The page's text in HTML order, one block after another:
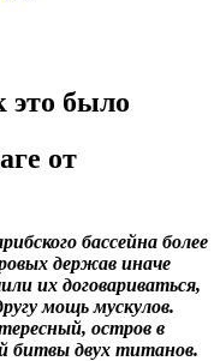
это было
от
бассейна более
держав иначе
их договариваться,
мощь мускулов.
остров в
битвы двух титанов.